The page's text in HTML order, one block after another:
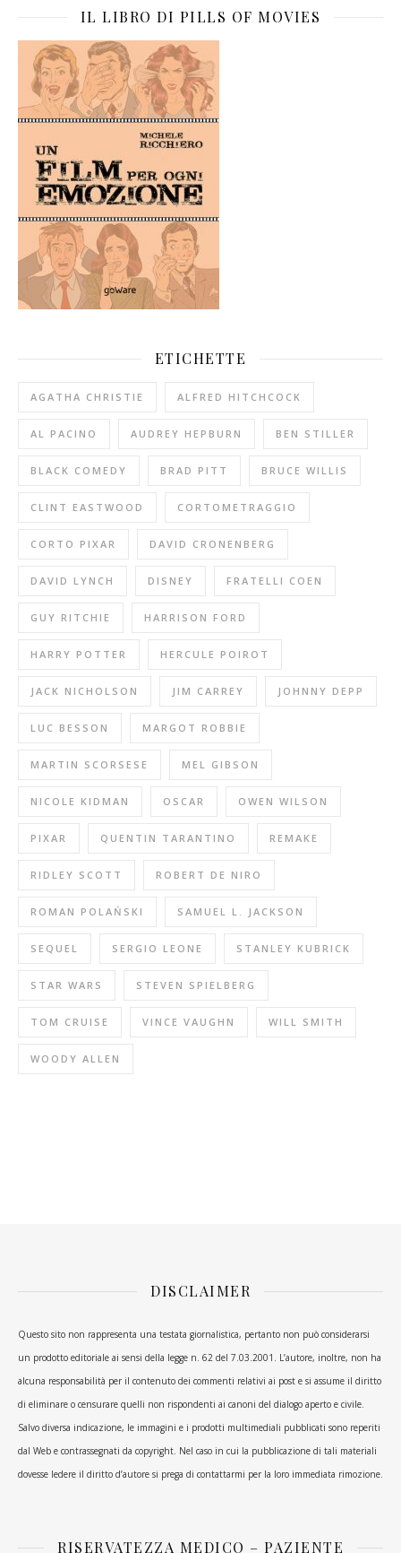
IL LIBRO DI PILLS OF MOVIES
ETICHETTE
AGATHA CHRISTIE ALFRED HITCHCOCK
AL PACINO AUDREY HEPBURN BEN STILLER
BLACK COMEDY BRAD PITT BRUCE WILLIS
CLINT EASTWOOD CORTOMETRAGGIO
CORTO PIXAR DAVID CRONENBERG
DAVID LYNCH DISNEY FRATELLI COEN
GUY RITCHIE HARRISON FORD
HARRY POTTER HERCULE POIROT
JACK NICHOLSON JIM CARREY JOHNNY DEPP
LUC BESSON MARGOT ROBBIE
MARTIN SCORSESE MEL GIBSON
NICOLE KIDMAN OSCAR OWEN WILSON
PIXAR QUENTIN TARANTINO REMAKE
RIDLEY SCOTT ROBERT DE NIRO
ROMAN POLAŃSKI SAMUEL L. JACKSON
SEQUEL SERGIO LEONE STANLEY KUBRICK
STAR WARS STEVEN SPIELBERG
TOM CRUISE VINCE VAUGHN WILL SMITH
WOODY ALLEN
DISCLAIMER
Questo sito non rappresenta una testata giornalistica, pertanto non può considerarsi
un prodotto editoriale ai sensi della legge n. 62 del 7.03.2001. L’autore, inoltre, non ha
alcuna responsabilità per il contenuto dei commenti relativi ai post e si assume il diritto
di eliminare o censurare quelli non rispondenti ai canoni del dialogo aperto e civile.
Salvo diversa indicazione, le immagini e i prodotti multimediali pubblicati sono reperiti
dal Web e contrassegnati da copyright. Nel caso in cui la pubblicazione di tali materiali
dovesse ledere il diritto d’autore si prega di contattarmi per la loro immediata rimozione.
RISERVATEZZA MEDICO – PAZIENTE